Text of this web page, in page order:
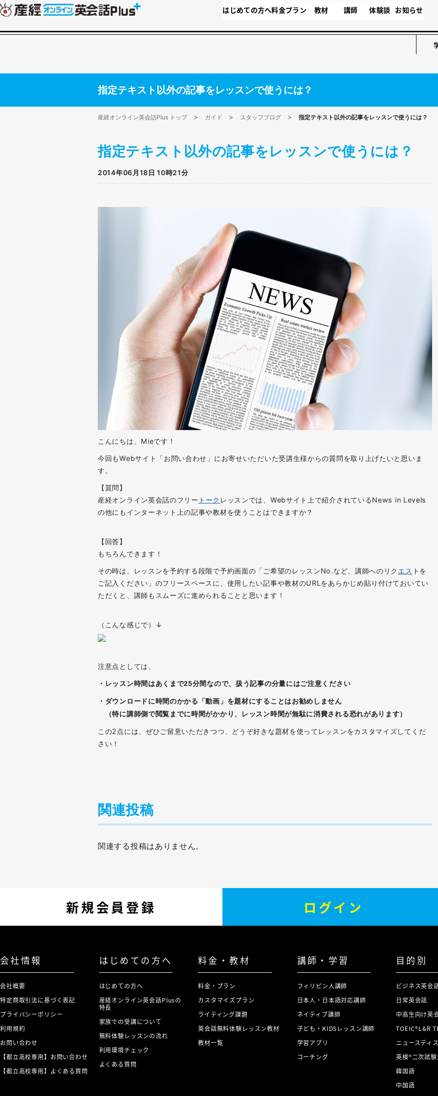
はじめての方へ料金プラン 教材 講師 体験談 お知らせ
指定テキスト以外の記事をレッスンで使うには？
産経オンライン英会話Plus トップ ガイド スタッフブログ 指定テキスト以外の記事をレッスンで使うには？
指定テキスト以外の記事をレッスンで使うには？
2014年06月18日 10時21分
こんにちは、Mieです！
今回もWebサイト「お問い合わせ」にお寄せいただいた受講生様からの質問を取り上げたいと思いま
す。
【質問】
産経オンライン英会話のフリー トーク レッスンでは、Webサイト上で紹介されているNews in Levels
の他にもインターネット上の記事や教材を使うことはできますか？
【回答】
もちろんできます！
その時は、レッスンを予約する段階で予約画面の「ご希望のレッスンNo.など、講師へのリク エス トを
ご記入ください」のフリースペースに、使用したい記事や教材のURLをあらかじめ貼り付けておいてい
ただくと、講師もスムーズに進められることと思います！
（こんな感じで）↓
注意点としては、
・レッスン時間はあくまで25分間なので、扱う記事の分量にはご注意ください
・ダウンロードに時間のかかる「動画」を題材にすることはお勧めしません
（特に講師側で閲覧までに時間がかかり、レッスン時間が無駄に消費される恐れがあります）
この2点には、ぜひご留意いただきつつ、どうぞ好きな題材を使ってレッスンをカスタマイズしてくだ
さい！
関連投稿
関連する投稿はありません。
新規会員登録 ログイン
会社情報
会社概要
特定商取引法に基づく表記
プライバシーポリシー
利用規約
お問い合わせ
【都立高校専用】お問い合わせ
【都立高校専用】よくある質問
はじめての方へ
はじめての方へ
産経オンライン英会話Plusの
特長
家族での受講について
無料体験レッスンの流れ
利用環境チェック
よくある質問
料金・教材
料金・プラン
カスタマイズプラン
ライティング課題
英会話無料体験レッスン教材
教材一覧
講師・学習
フィリピン人講師
日本人・日本語対応講師
ネイティブ講師
子ども・KIDSレッスン講師
学習アプリ
コーチング
目的別
ビジネス英会
日常英会話
中高生向け英
TOEIC®L&R
ニュースディ
英検®二次試
韓国語
中国語